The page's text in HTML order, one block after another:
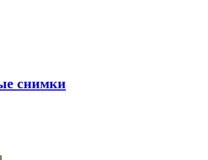
снимки